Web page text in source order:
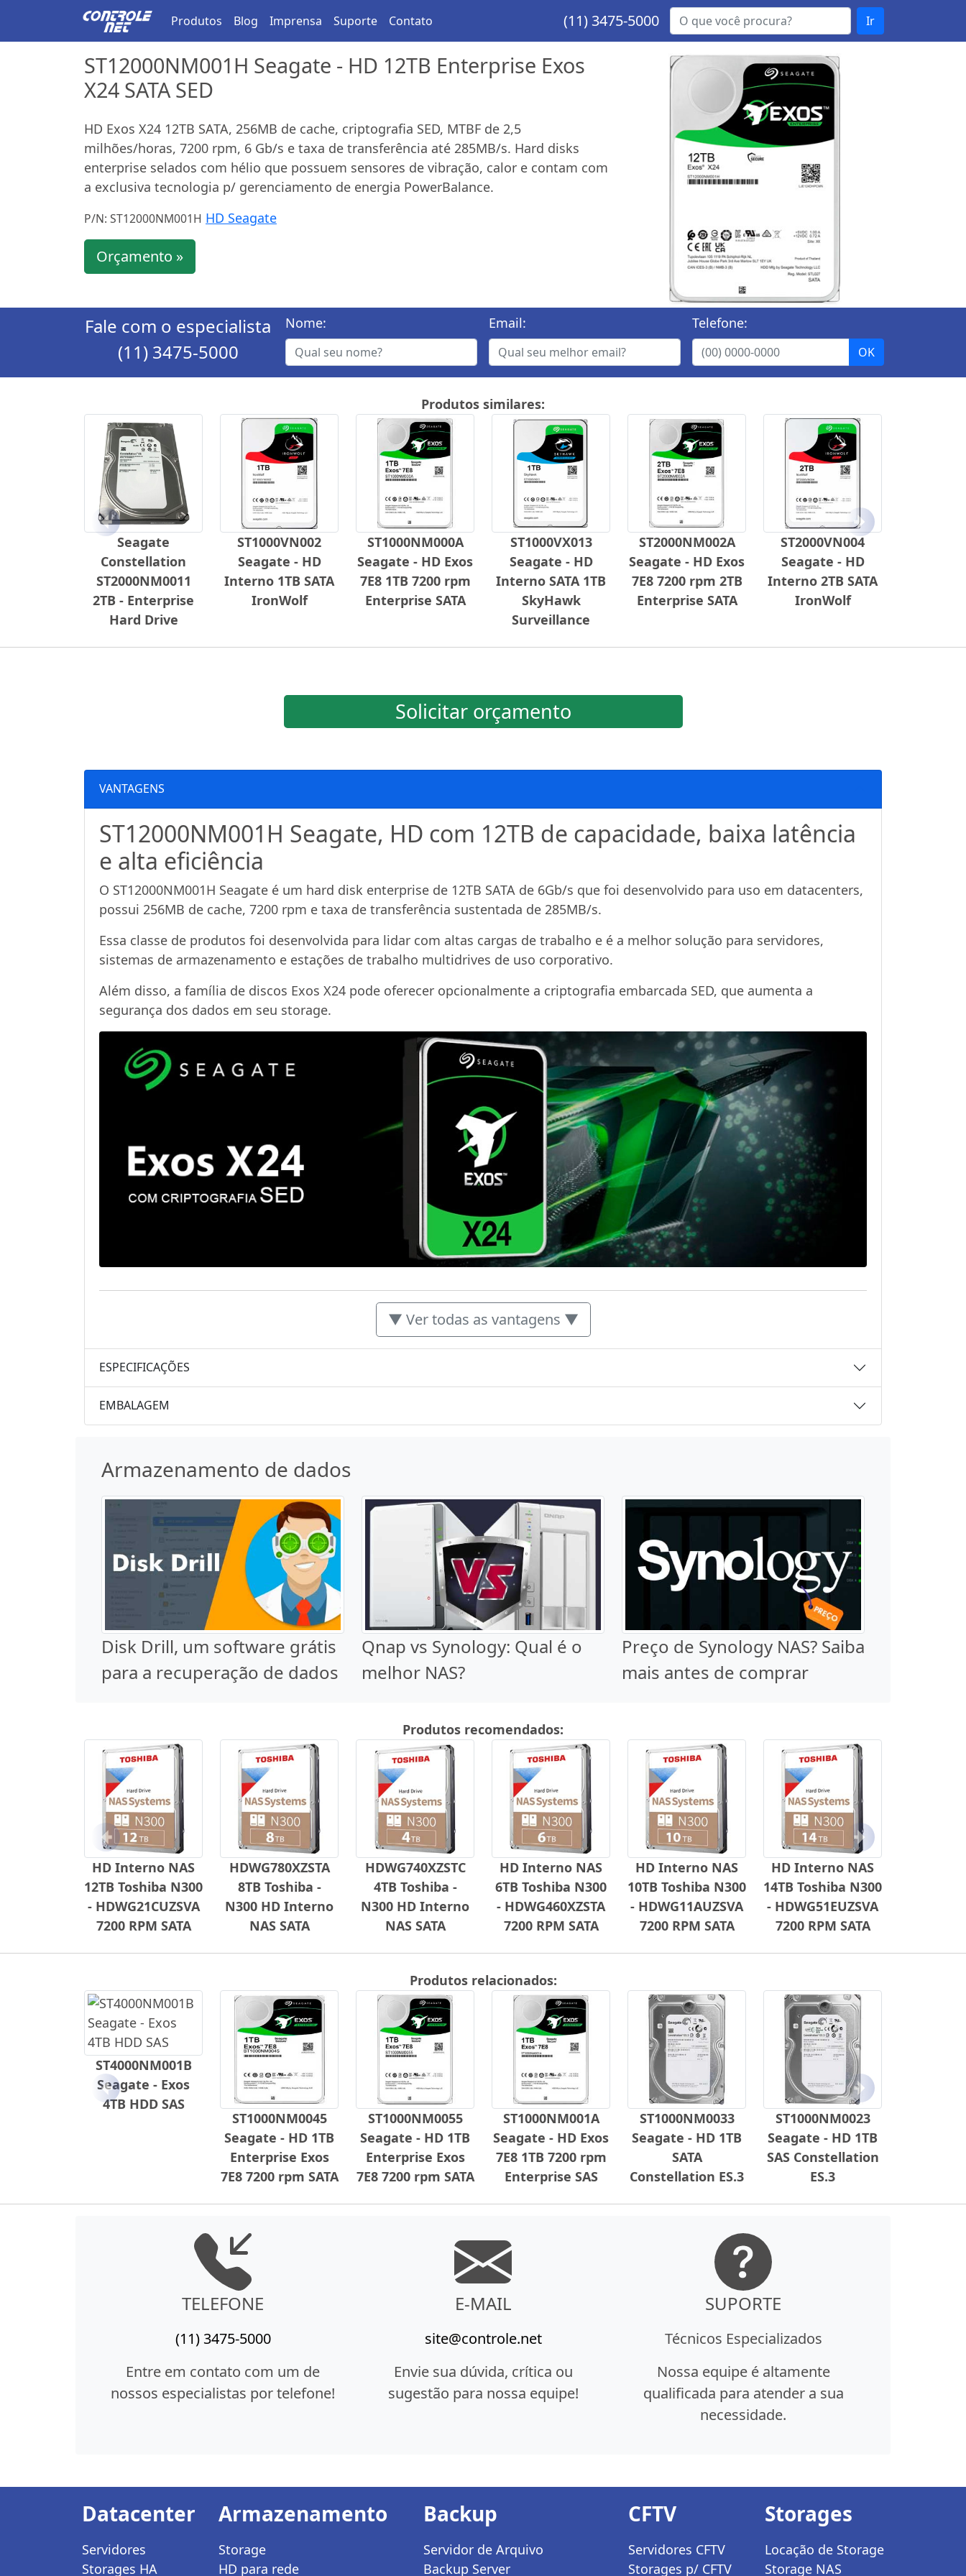
Produtos Blog Imprensa Suporte Contato (11) 3475-5000 Ir
ST12000NM001H Seagate - HD 12TB Enterprise Exos
X24 SATA SED
HD Exos X24 12TB SATA, 256MB de cache, criptografia SED, MTBF de 2,5
milhões/horas, 7200 rpm, 6 Gb/s e taxa de transferência até 285MB/s. Hard disks
enterprise selados com hélio que possuem sensores de vibração, calor e contam com
a exclusiva tecnologia p/ gerenciamento de energia PowerBalance.
P/N: ST12000NM001H HD Seagate
Orçamento »
Fale com o especialista
(11) 3475-5000
Nome: Email: Telefone:
Produtos similares:
Seagate
Constellation
ST2000NM0011
2TB - Enterprise
Hard Drive
ST1000VN002
Seagate - HD
Interno 1TB SATA
IronWolf
ST1000NM000A
Seagate - HD Exos
7E8 1TB 7200 rpm
Enterprise SATA
ST1000VX013
Seagate - HD
Interno SATA 1TB
SkyHawk
Surveillance
ST2000NM002A
Seagate - HD Exos
7E8 7200 rpm 2TB
Enterprise SATA
ST2000VN004
Seagate - HD
Interno 2TB SATA
IronWolf
Anterior Próximo
Solicitar orçamento
VANTAGENS
ST12000NM001H Seagate, HD com 12TB de capacidade, baixa latência
e alta eficiência
O ST12000NM001H Seagate é um hard disk enterprise de 12TB SATA de 6Gb/s que foi desenvolvido para uso em datacenters,
possui 256MB de cache, 7200 rpm e taxa de transferência sustentada de 285MB/s.
Essa classe de produtos foi desenvolvida para lidar com altas cargas de trabalho e é a melhor solução para servidores,
sistemas de armazenamento e estações de trabalho multidrives de uso corporativo.
Além disso, a família de discos Exos X24 pode oferecer opcionalmente a criptografia embarcada SED, que aumenta a
segurança dos dados em seu storage.
▼ Ver todas as vantagens ▼
ESPECIFICAÇÕES
EMBALAGEM
Armazenamento de dados
Disk Drill, um software grátis
para a recuperação de dados
Qnap vs Synology: Qual é o
melhor NAS?
Preço de Synology NAS? Saiba
mais antes de comprar
Produtos recomendados:
HD Interno NAS
12TB Toshiba N300
- HDWG21CUZSVA
7200 RPM SATA
HDWG780XZSTA
8TB Toshiba -
N300 HD Interno
NAS SATA
HDWG740XZSTC
4TB Toshiba -
N300 HD Interno
NAS SATA
HD Interno NAS
6TB Toshiba N300
- HDWG460XZSTA
7200 RPM SATA
HD Interno NAS
10TB Toshiba N300
- HDWG11AUZSVA
7200 RPM SATA
HD Interno NAS
14TB Toshiba N300
- HDWG51EUZSVA
7200 RPM SATA
Anterior Próximo
Produtos relacionados:
ST4000NM001B
Seagate - Exos
4TB HDD SAS
ST1000NM0045
Seagate - HD 1TB
Enterprise Exos
7E8 7200 rpm SATA
ST1000NM0055
Seagate - HD 1TB
Enterprise Exos
7E8 7200 rpm SATA
ST1000NM001A
Seagate - HD Exos
7E8 1TB 7200 rpm
Enterprise SAS
ST1000NM0033
Seagate - HD 1TB
SATA
Constellation ES.3
ST1000NM0023
Seagate - HD 1TB
SAS Constellation
ES.3
Anterior Próximo
TELEFONE
(11) 3475-5000
Entre em contato com um de
nossos especialistas por telefone!
E-MAIL
site@controle.net
Envie sua dúvida, crítica ou
sugestão para nossa equipe!
SUPORTE
Técnicos Especializados
Nossa equipe é altamente
qualificada para atender a sua
necessidade.
Datacenter
Servidores
Storages HA
Armazenamento
Storage
HD para rede
Backup
Servidor de Arquivo
Backup Server
CFTV
Servidores CFTV
Storages p/ CFTV
Storages
Locação de Storage
Storage NAS